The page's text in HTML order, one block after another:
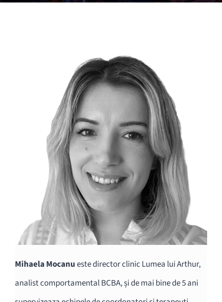
Mihaela Mocanueste director clinic Lumea lui Arthur,
analist comportamental BCBA, și de mai bine de 5 ani